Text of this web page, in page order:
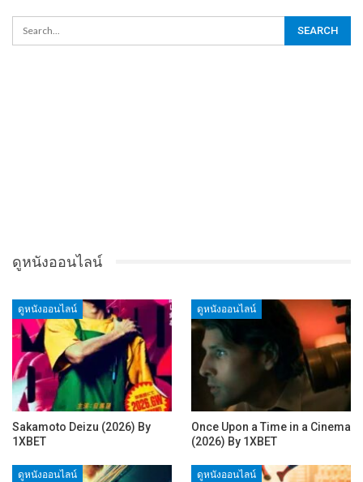
ดูหนังออนไลน์
ดูหนังออนไลน์
Sakamoto Deizu (2026) By
1XBET
ดูหนังออนไลน์
Once Upon a Time in a Cinema
(2026) By 1XBET
ดูหนังออนไลน์ ดูหนังออนไลน์